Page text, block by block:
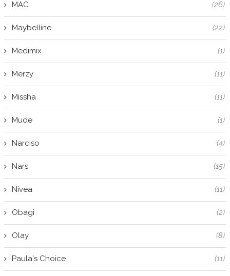
MAC (26)
Maybelline (22)
Medimix (1)
Merzy (11)
Missha (11)
Mude (1)
Narciso (4)
Nars (15)
Nivea (11)
Obagi (2)
Olay (8)
Paula's Choice (11)